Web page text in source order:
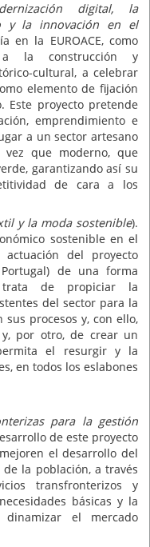
digital, la
y la innovación en el
en la EUROACE, como
a la construcción y
cultural, a celebrar
elemento de fijación
Este proyecto pretende
emprendimiento e
a un sector artesano
que moderno, que
garantizando así su
de cara a los
y la moda sostenible).
sostenible en el
del proyecto
de una forma
de propiciar la
del sector para la
procesos y, con ello,
por otro, de crear un
el resurgir y la
en todos los eslabones
para la gestión
de este proyecto
el desarrollo del
la población, a través
transfronterizos y
básicas y la
el mercado